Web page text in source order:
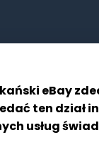
eBay
ten dział
usług